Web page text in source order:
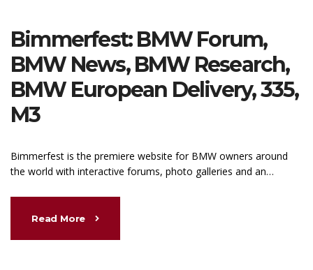
Bimmerfest: BMW Forum,
BMW News, BMW Research,
BMW European Delivery, 335,
M3
Bimmerfest is the premiere website for BMW owners around
the world with interactive forums, photo galleries and an…
Read More